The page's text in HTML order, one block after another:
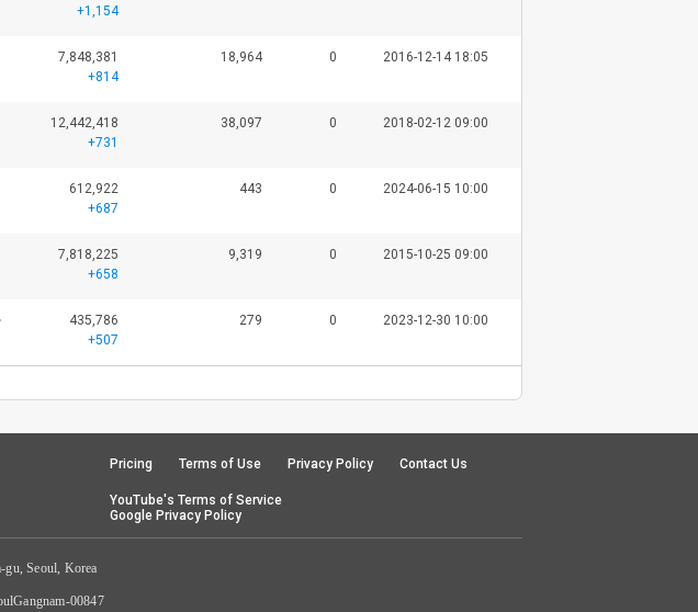
+1,154
7,848,381
+814
18,964 0 2016-12-14 18:05
12,442,418
+731
38,097 0 2018-02-12 09:00
612,922
+687
443 0 2024-06-15 10:00
7,818,225
+658
9,319 0 2015-10-25 09:00
435,786
+507
279 0 2023-12-30 10:00
Pricing Terms of Use Privacy Policy Contact Us
YouTube's Terms of Service
Google Privacy Policy
Seoul, Korea
00847